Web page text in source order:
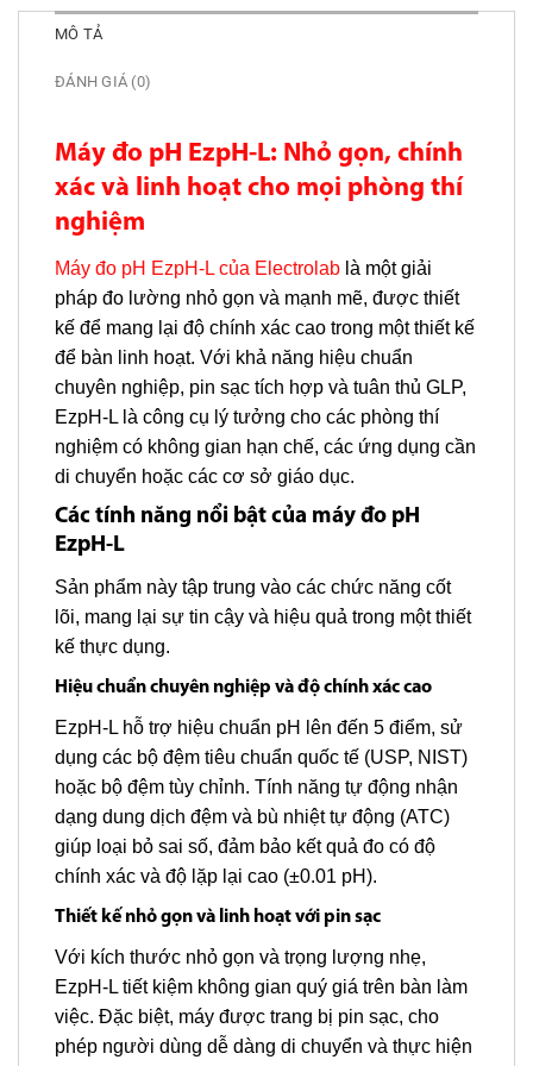
MÔ TẢ
ĐÁNH GIÁ (0)
Máy đo pH EzpH-L: Nhỏ gọn, chính
xác và linh hoạt cho mọi phòng thí
nghiệm
Máy đo pH EzpH-L của Electrolab là một giải
pháp đo lường nhỏ gọn và mạnh mẽ, được thiết
kế để mang lại độ chính xác cao trong một thiết kế
để bàn linh hoạt. Với khả năng hiệu chuẩn
chuyên nghiệp, pin sạc tích hợp và tuân thủ GLP,
EzpH-L là công cụ lý tưởng cho các phòng thí
nghiệm có không gian hạn chế, các ứng dụng cần
di chuyển hoặc các cơ sở giáo dục.
Các tính năng nổi bật của máy đo pH
EzpH-L
Sản phẩm này tập trung vào các chức năng cốt
lõi, mang lại sự tin cậy và hiệu quả trong một thiết
kế thực dụng.
Hiệu chuẩn chuyên nghiệp và độ chính xác cao
EzpH-L hỗ trợ hiệu chuẩn pH lên đến 5 điểm, sử
dụng các bộ đệm tiêu chuẩn quốc tế (USP, NIST)
hoặc bộ đệm tùy chỉnh. Tính năng tự động nhận
dạng dung dịch đệm và bù nhiệt tự động (ATC)
giúp loại bỏ sai số, đảm bảo kết quả đo có độ
chính xác và độ lặp lại cao (±0.01 pH).
Thiết kế nhỏ gọn và linh hoạt với pin sạc
Với kích thước nhỏ gọn và trọng lượng nhẹ,
EzpH-L tiết kiệm không gian quý giá trên bàn làm
việc. Đặc biệt, máy được trang bị pin sạc, cho
phép người dùng dễ dàng di chuyển và thực hiện